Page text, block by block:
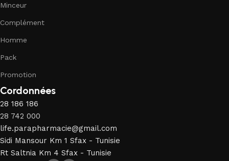
Minceur
Complément
Homme
Pack
Promotion
Cordonnées
28 186 186
28 742 000
life.parapharmacie@gmail.com
Sidi Mansour Km 1 Sfax - Tunisie
Rt Saltnia Km 4 Sfax - Tunisie